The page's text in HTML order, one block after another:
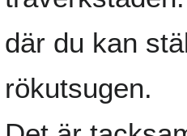
där du kan
rökutsugen.